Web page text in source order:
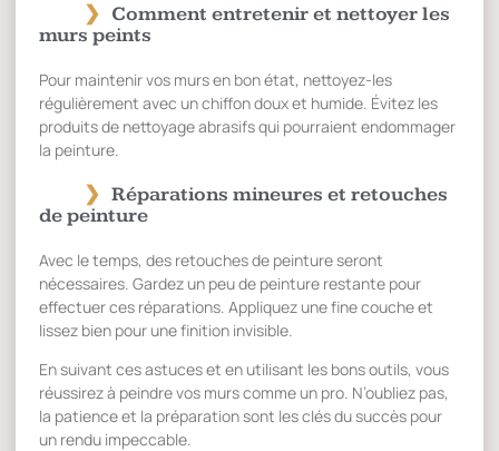
Comment entretenir et nettoyer les
murs peints
Pour maintenir vos murs en bon état, nettoyez-les
régulièrement avec un chiffon doux et humide. Évitez les
produits de nettoyage abrasifs qui pourraient endommager
la peinture.
Réparations mineures et retouches
de peinture
Avec le temps, des retouches de peinture seront
nécessaires. Gardez un peu de peinture restante pour
effectuer ces réparations. Appliquez une fine couche et
lissez bien pour une finition invisible.
En suivant ces astuces et en utilisant les bons outils, vous
réussirez à peindre vos murs comme un pro. N’oubliez pas,
la patience et la préparation sont les clés du succès pour
un rendu impeccable.